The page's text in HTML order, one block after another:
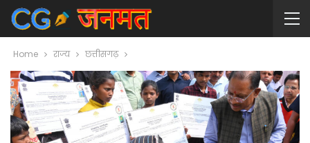
Home राज्य छत्तीसगढ़